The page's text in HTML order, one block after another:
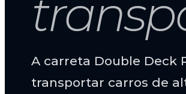
A carreta Double Deck
transportar carros de